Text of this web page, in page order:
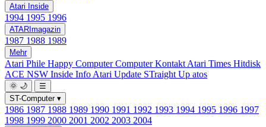
Atari Inside
1994 1995 1996
ATARImagazin
1987 1988 1989
Mehr
Atari Phile Happy ComputerComputer Kontakt Atari Times Hitdisk
ACE NSW Inside Info Atari Update STraight Up atos
🌞 🌙
☰
ST-Computer ▾
1986 1987 1988 1989 1990 1991 1992 1993 1994 1995 1996 1997
1998 1999 2000 2001 2002 2003 2004